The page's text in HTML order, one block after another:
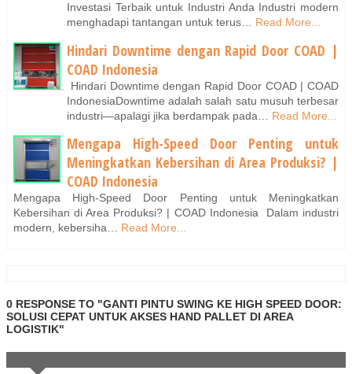
Investasi Terbaik untuk Industri Anda Industri modern
menghadapi tantangan untuk terus… Read More...
Hindari Downtime dengan Rapid Door COAD |
COAD Indonesia
Hindari Downtime dengan Rapid Door COAD | COAD
IndonesiaDowntime adalah salah satu musuh terbesar
industri—apalagi jika berdampak pada…
Read More...
Mengapa High-Speed Door Penting untuk
Meningkatkan Kebersihan di Area Produksi? |
COAD Indonesia
Mengapa High-Speed Door Penting untuk Meningkatkan
Kebersihan di Area Produksi? | COAD Indonesia Dalam industri
modern, kebersiha… Read More...
0 RESPONSE TO "GANTI PINTU SWING KE HIGH SPEED DOOR:
SOLUSI CEPAT UNTUK AKSES HAND PALLET DI AREA
LOGISTIK"